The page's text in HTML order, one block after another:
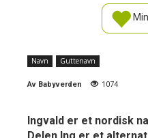
Navn Guttenavn
Av Babyverden 1074
Ingvald er et nordisk
Delen Ing er et